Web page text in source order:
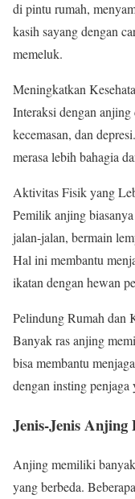
di pintu rumah,
kasih sayang dengan
memeluk.
Meningkatkan
Interaksi dengan
kecemasan, dan
merasa lebih bahagia
Aktivitas Fisik yang
Pemilik anjing
jalan-jalan, bermain
Hal ini membantu
ikatan dengan hewan
Pelindung Rumah dan
Banyak ras anjing
bisa membantu
dengan insting penjaga
Jenis-Jenis Anjing
Anjing memiliki
yang berbeda.